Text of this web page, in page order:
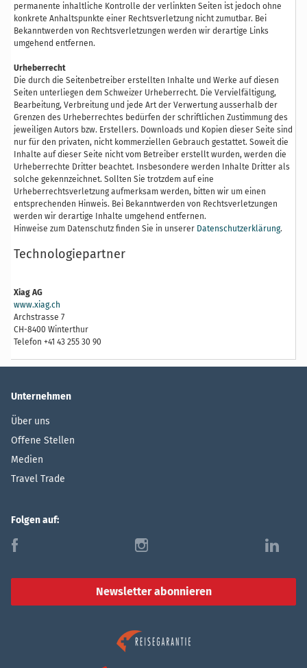
permanente inhaltliche Kontrolle der verlinkten Seiten ist jedoch ohne
konkrete Anhaltspunkte einer Rechtsverletzung nicht zumutbar. Bei
Bekanntwerden von Rechtsverletzungen werden wir derartige Links
umgehend entfernen.
Urheberrecht
Die durch die Seitenbetreiber erstellten Inhalte und Werke auf diesen
Seiten unterliegen dem Schweizer Urheberrecht. Die Vervielfältigung,
Bearbeitung, Verbreitung und jede Art der Verwertung ausserhalb der
Grenzen des Urheberrechtes bedürfen der schriftlichen Zustimmung des
jeweiligen Autors bzw. Erstellers. Downloads und Kopien dieser Seite sind
nur für den privaten, nicht kommerziellen Gebrauch gestattet. Soweit die
Inhalte auf dieser Seite nicht vom Betreiber erstellt wurden, werden die
Urheberrechte Dritter beachtet. Insbesondere werden Inhalte Dritter als
solche gekennzeichnet. Sollten Sie trotzdem auf eine
Urheberrechtsverletzung aufmerksam werden, bitten wir um einen
entsprechenden Hinweis. Bei Bekanntwerden von Rechtsverletzungen
werden wir derartige Inhalte umgehend entfernen.
Hinweise zum Datenschutz finden Sie in unserer Datenschutzerklärung.
Technologiepartner
Xiag AG
www.xiag.ch
Archstrasse 7
CH-8400 Winterthur
Telefon +41 43 255 30 90
Unternehmen
Über uns
Offene Stellen
Medien
Travel Trade
Folgen auf:
f i l
Newsletter abonnieren